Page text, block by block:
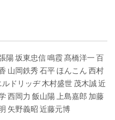
陽坂東忠信鳴霞 髙橋洋一 百
山岡鉄秀 石平 ほんこん 西村
ルドリッヂ木村盛世 茂木誠近
西岡力 飯山陽上島嘉郎 加藤
矢野義昭 近藤元博